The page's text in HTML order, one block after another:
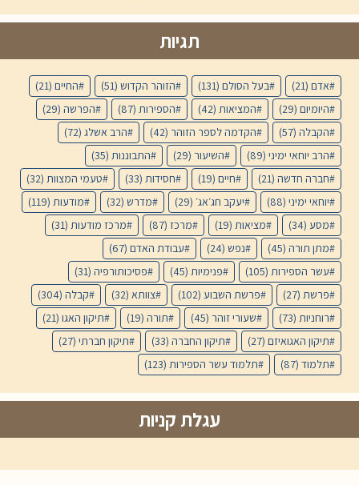
תגיות
אדם (21) בעל הסולם (131) הזוהר הקדוש (51) החיים (21)
היומיום (29) המציאות (42) הספירות (87) הפרשה (29)
הקבלה (57) הקדמה לספר הזוהר (42) הרב אשלג (72)
הרב יוחאי ימיני (89) השיעור (29) התבוננות (35)
חברה חדשה (21) חיים (19) חסידות (33) טעמי המצוות (32)
יוחאי ימיני (88) יעקב חג׳אג׳ (29) מדרש (32) מודעות (119)
מסע (34) מציאות (19) מרכז (87) מרכז מודעות (31)
מתן תורה (45) נפש (24) עבודת האדם (67)
עשר הספירות (105) פנימיות (45) פסיכותורפיה (31)
פרשת (27) פרשת השבוע (102) צוותא (32) קבלה (304)
רוחניות (73) שעורי זוהר (45) תורה (19) תיקון האגו (21)
תיקון האגואיזם (27) תיקון החברה (33) תיקון חברתי (27)
תלמוד (87) תלמוד עשר הספירות (123)
עגלת קניות